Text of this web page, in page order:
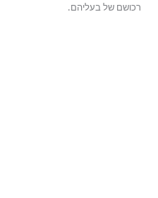
רכושם של בעליהם.